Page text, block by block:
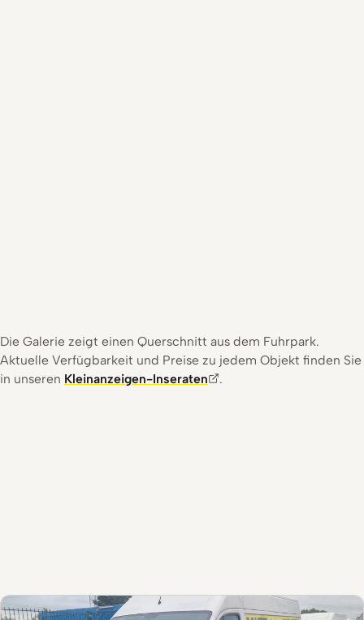
Die Galerie zeigt einen Querschnitt aus dem Fuhrpark.
Aktuelle Verfügbarkeit und Preise zu jedem Objekt finden Sie
in unseren Kleinanzeigen-Inseraten .